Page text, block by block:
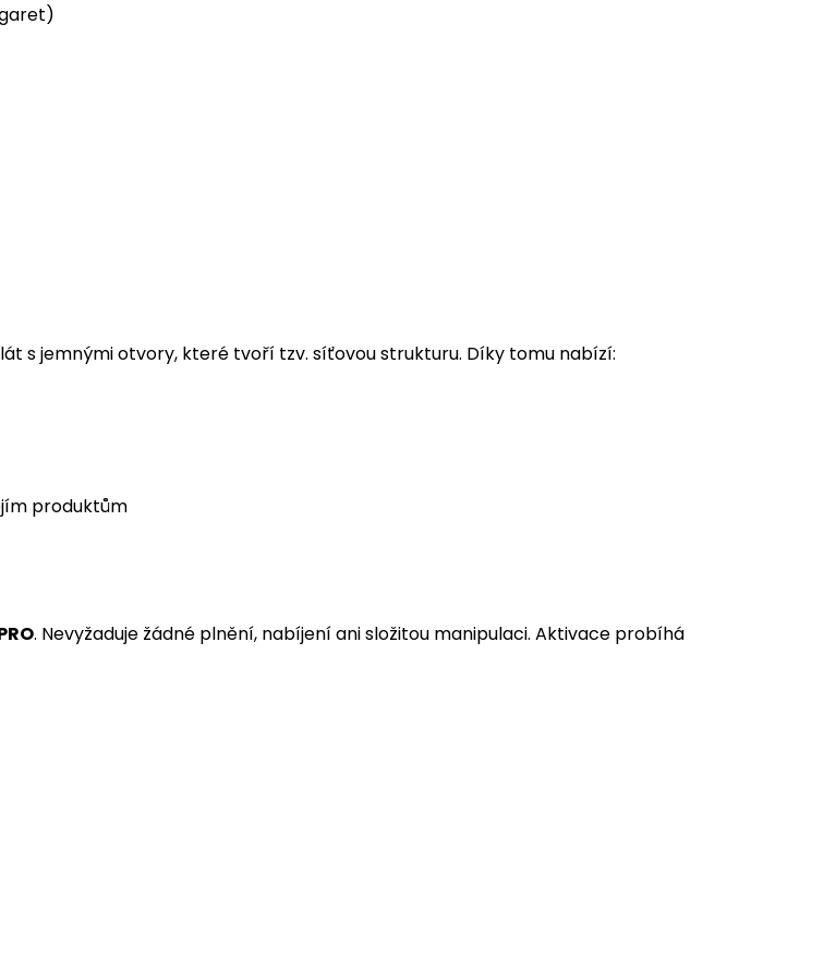
s jemnými otvory, které tvoří tzv. síťovou strukturu. Díky tomu nabízí:
produktům
. Nevyžaduje žádné plnění, nabíjení ani složitou manipulaci. Aktivace probíhá